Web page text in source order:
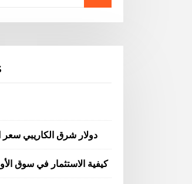
دولار شرق الكاريبي سعر
كيفية الاستثمار في سوق